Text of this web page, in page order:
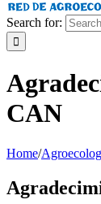
Search for:
CAN
Home/